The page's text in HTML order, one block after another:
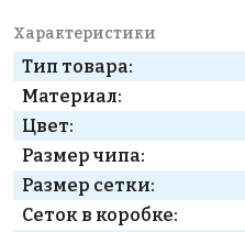
Характеристики
Тип товара:
Материал:
Цвет:
Размер чипа:
Размер сетки:
Сеток в коробке: